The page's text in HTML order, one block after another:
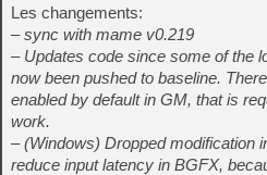
Les changements:
– sync with mame v0.219
– Updates code since some of the
now been pushed to baseline.
enabled by default in GM, that is
work.
– (Windows) Dropped modification
reduce input latency in BGFX,